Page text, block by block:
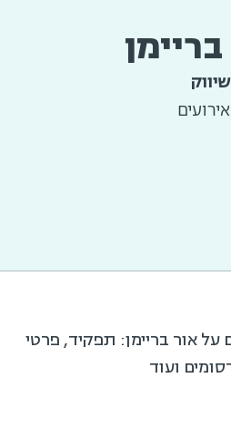
על אור בריימן: תפקיד, פרטי
ועוד